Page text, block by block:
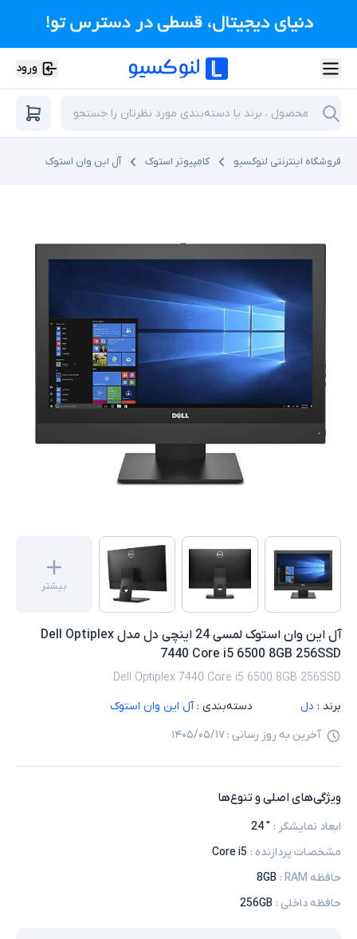
ورود
فروشگاه اینترنتی لنوکسیو کامپیوتر استوک آل این وان استوک
بیشتر
آل این وان استوک لمسی 24 اینچی دل مدل Dell Optiplex
7440 Core i5 6500 8GB 256SSD
Dell Optiplex 7440 Core i5 6500 8GB 256SSD
برند : دل دسته‌بندی : آل این وان استوک
آخرین به روز رسانی : ۱۴۰۵/۰۵/۱۷
ویژگی‌های اصلی و تنوع‌ها
ابعاد نمایشگر :
" 24
مشخصات پردازنده :
Core i5
حافظه RAM
:
8GB
حافظه داخلی :
256GB